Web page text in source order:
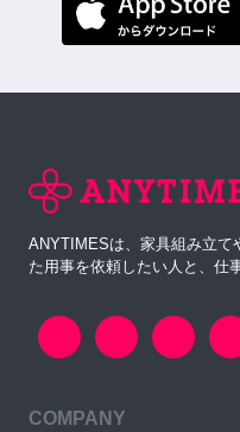
ANYTIMESは、家具組み立て
た用事を依頼したい人と、仕
COMPANY